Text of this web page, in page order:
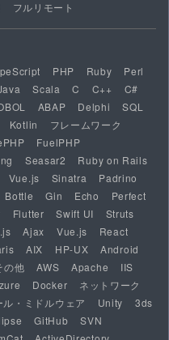
フルリモート
PHP Ruby
Perl
Scala C C++
C#
ABAP Delphi
SQL
Kotlin
フレームワーク
FuelPHP
Seasar2
Ruby on Rails
Vue.js Sinatra
Padrino
Bottle Gin Echo
Perfect
Flutter Swift UI
Struts
Ajax Vue.js
React
AIX HP-UX
Android
の他 AWS Apache
IIS
Docker
ネットワーク
ル・ミドルウェア Unity
3ds
GitHub
SVN